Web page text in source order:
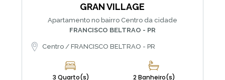
GRAN VILLAGE
Apartamento no bairro Centro da cidade
FRANCISCO BELTRAO - PR
Centro / FRANCISCO BELTRAO - PR
3 Quarto(s) 2 Banheiro(s)